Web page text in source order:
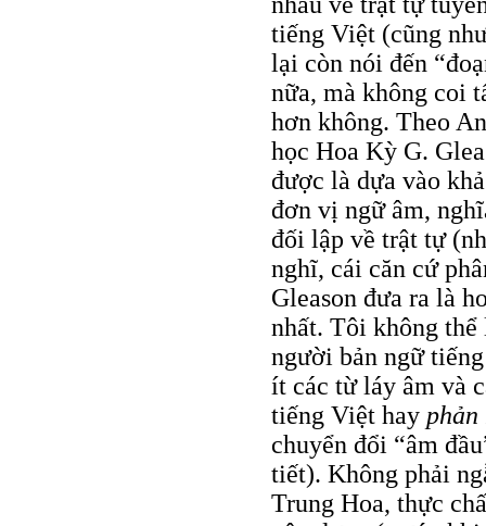
tiếng Việt (cũng
lại còn nói đến
nữa, mà không coi
hơn không. Theo
học Hoa Kỳ G.
được là dựa vào
đơn vị ngữ âm,
đối lập về trật tự
nghĩ, cái căn cứ
Gleason đưa ra là
nhất. Tôi không
người bản ngữ
ít các từ láy âm và
tiếng Việt hay
chuyển đổi “âm
tiết). Không phải
Trung Hoa, thực